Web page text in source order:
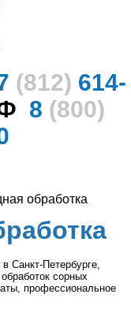
(812) 614-
8 (800)
обработка
Санкт-Петербурге,
сорных
профессиональное